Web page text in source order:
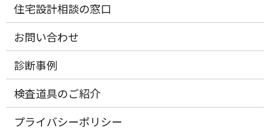
住宅設計相談の窓口
お問い合わせ
診断事例
検査道具のご紹介
プライバシーポリシー